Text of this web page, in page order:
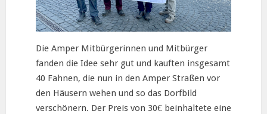
Die Amper Mitbürgerinnen und Mitbürger
fanden die Idee sehr gut und kauften insgesamt
40 Fahnen, die nun in den Amper Straßen vor
den Häusern wehen und so das Dorfbild
verschönern. Der Preis von 30€ beinhaltete eine